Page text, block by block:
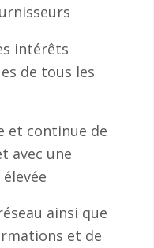
intérêts
de tous les
et continue de
avec une
ainsi que
et de